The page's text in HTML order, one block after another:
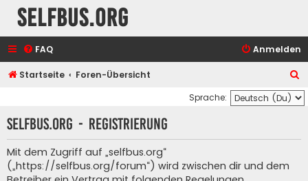
selfbus.org
FAQ Anmelden
Startseite Foren-Übersicht
u
c
Sprache:
selfbus.org - Registrierung
Mit dem Zugriff auf „selfbus.org“
(„https://selfbus.org/forum“) wird zwischen dir und dem